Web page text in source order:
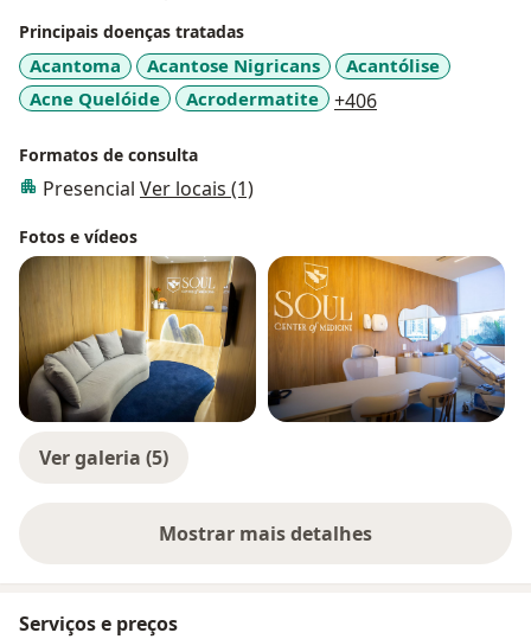
Principais doenças tratadas
Acantoma Acantose Nigricans
Acantólise
Acne Quelóide
Acrodermatite +406
Formatos de consulta
Presencial Ver locais (1)
Fotos e vídeos
Ver galeria (5)
Mostrar mais detalhes
sobre a experiência
Serviços e preços